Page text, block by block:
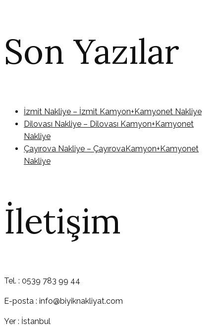
Son Yazılar
İzmit Nakliye – İzmit Kamyon+Kamyonet Nakliye
Dilovası Nakliye – Dilovası Kamyon+Kamyonet
Nakliye
Çayırova Nakliye – ÇayırovaKamyon+Kamyonet
Nakliye
İletişim
Tel. : 0539 783 99 44
E-posta : info@biyiknakliyat.com
Yer : İstanbul